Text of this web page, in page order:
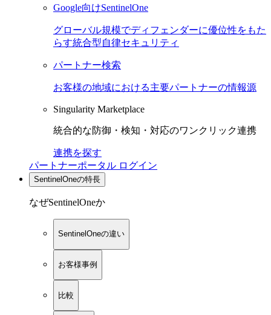
Google向けSentinelOne
グローバル規模でディフェンダーに優位性をもた
らす統合型自律セキュリティ
パートナー検索
お客様の地域における主要パートナーの情報源
Singularity Marketplace
統合的な防御・検知・対応のワンクリック連携
連携を探す
パートナーポータル ログイン
SentinelOneの特長
なぜSentinelOneか
SentinelOneの違い
お客様事例
比較